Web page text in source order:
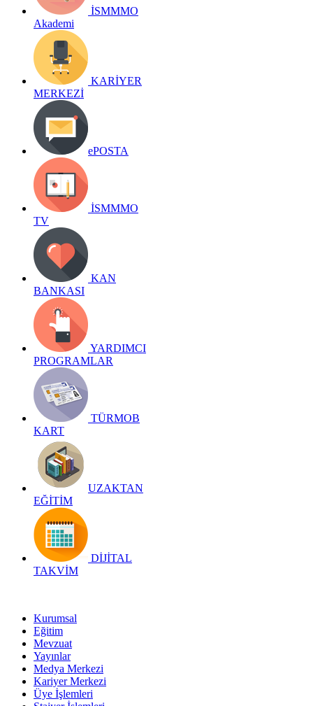
İSMMMO
Akademi
KARİYER
MERKEZİ
ePOSTA
İSMMMO
TV
KAN
BANKASI
YARDIMCI
PROGRAMLAR
TÜRMOB
KART
UZAKTAN
EĞİTİM
DİJİTAL
TAKVİM
Kurumsal
Eğitim
Mevzuat
Yayınlar
Medya Merkezi
Kariyer Merkezi
Üye İşlemleri